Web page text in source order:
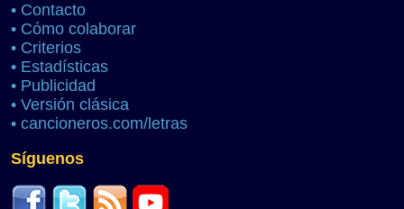
• Contacto
• Cómo colaborar
• Criterios
• Estadísticas
• Publicidad
• Versión clásica
• cancioneros.com/letras
Síguenos